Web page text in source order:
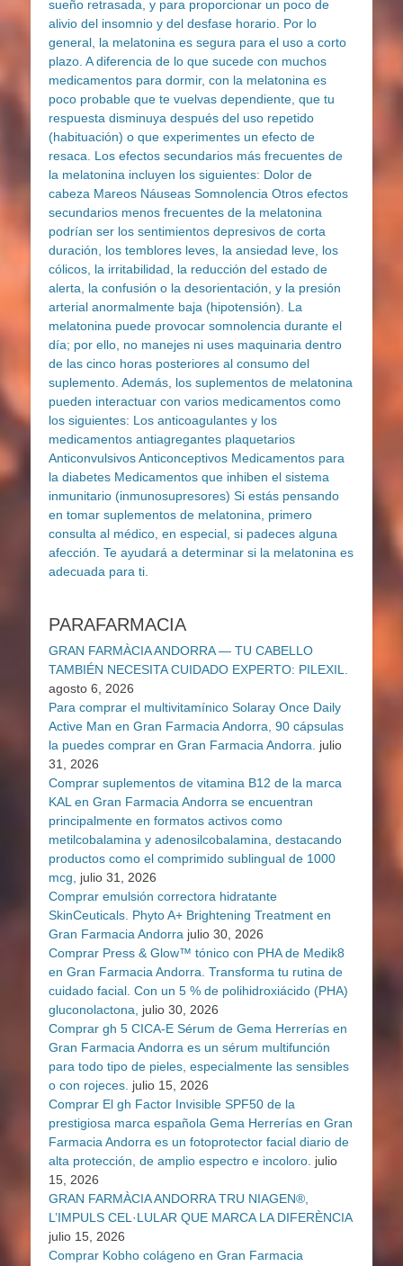
PARAFARMACIA
GRAN FARMÀCIA ANDORRA — TU CABELLO
TAMBIÉN NECESITA CUIDADO EXPERTO: PILEXIL.
agosto 6, 2026
Para comprar el multivitamínico Solaray Once Daily
Active Man en Gran Farmacia Andorra, 90 cápsulas
la puedes comprar en Gran Farmacia Andorra. julio
31, 2026
Comprar suplementos de vitamina B12 de la marca
KAL en Gran Farmacia Andorra se encuentran
principalmente en formatos activos como
metilcobalamina y adenosilcobalamina, destacando
productos como el comprimido sublingual de 1000
mcg, julio 31, 2026
Comprar emulsión correctora hidratante
SkinCeuticals. Phyto A+ Brightening Treatment en
Gran Farmacia Andorra julio 30, 2026
Comprar Press & Glow™ tónico con PHA de Medik8
en Gran Farmacia Andorra. Transforma tu rutina de
cuidado facial. Con un 5 % de polihidroxiácido (PHA)
gluconolactona, julio 30, 2026
Comprar gh 5 CICA-E Sérum de Gema Herrerías en
Gran Farmacia Andorra es un sérum multifunción
para todo tipo de pieles, especialmente las sensibles
o con rojeces. julio 15, 2026
Comprar El gh Factor Invisible SPF50 de la
prestigiosa marca española Gema Herrerías en Gran
Farmacia Andorra es un fotoprotector facial diario de
alta protección, de amplio espectro e incoloro. julio
15, 2026
GRAN FARMÀCIA ANDORRA TRU NIAGEN®,
L’IMPULS CEL·LULAR QUE MARCA LA DIFERÈNCIA
julio 15, 2026
Comprar Kobho colágeno en Gran Farmacia